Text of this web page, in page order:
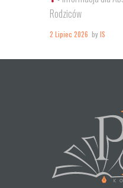
Rodziców
2 Lipiec 2026 byIS